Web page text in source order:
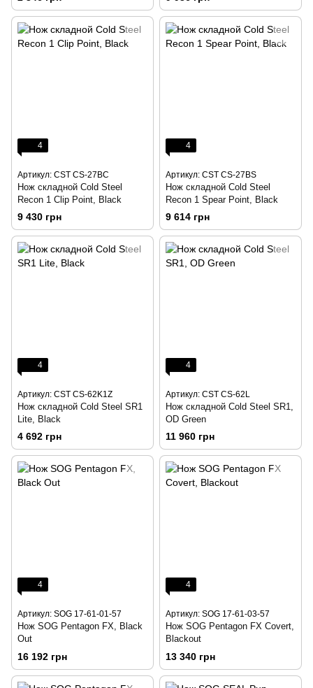
4
Артикул: CST CS-27BC
Нож складной Cold Steel
Recon 1 Clip Point, Black
9 430 грн
4
Артикул: CST CS-27BS
Нож складной Cold Steel
Recon 1 Spear Point, Black
9 614 грн
4
Артикул: CST CS-62K1Z
Нож складной Cold Steel SR1
Lite, Black
4 692 грн
4
Артикул: CST CS-62L
Нож складной Cold Steel SR1,
OD Green
11 960 грн
4
Артикул: SOG 17-61-01-57
Нож SOG Pentagon FX, Black
Out
16 192 грн
4
Артикул: SOG 17-61-03-57
Нож SOG Pentagon FX Covert,
Blackout
13 340 грн